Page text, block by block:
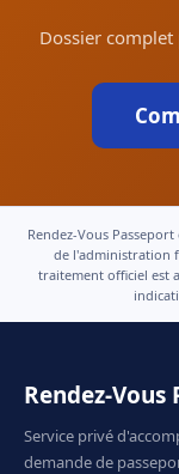
Dossier
Rendez-Vous
de l'administration
traitement officiel est
Rendez-Vous
Service privé
demande de